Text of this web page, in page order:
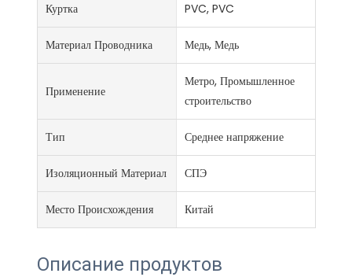
Куртка PVC, PVC
Материал Проводника Медь, Медь
Применение
Метро, ​​Промышленное
строительство
Тип Среднее напряжение
Изоляционный Материал СПЭ
Место Происхождения Китай
Описание продуктов